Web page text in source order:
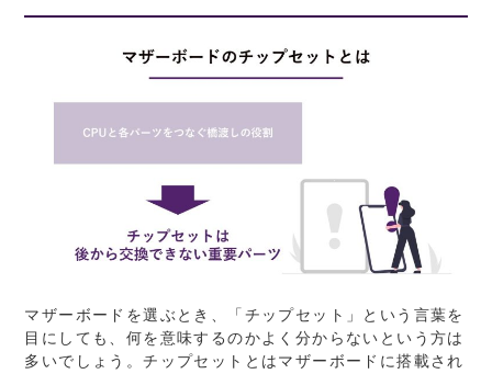
マザーボードを選ぶとき、「チップセット」という言葉を
目にしても、何を意味するのかよく分からないという方は
多いでしょう。チップセットとはマザーボードに搭載され